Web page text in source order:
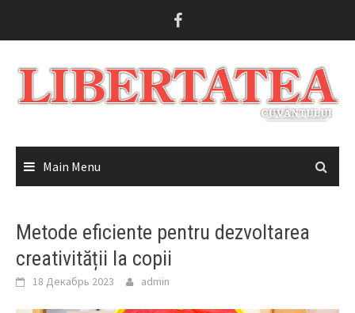
Main Menu
Metode eficiente pentru dezvoltarea
creativității la copii
18 Декабрь 2023 admin